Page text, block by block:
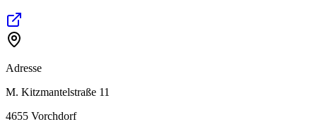
Adresse
M. Kitzmantelstraße 11
4655 Vorchdorf